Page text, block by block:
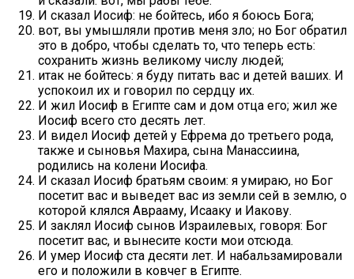
И сказал Иосиф: не бойтесь, ибо я боюсь Бога;
вот, вы умышляли против меня зло; но Бог обратил
это в добро, чтобы сделать то, что теперь есть:
сохранить жизнь великому числу людей;
итак не бойтесь: я буду питать вас и детей ваших. И
успокоил их и говорил по сердцу их.
И жил Иосиф в Египте сам и дом отца его; жил же
Иосиф всего сто десять лет.
И видел Иосиф детей у Ефрема до третьего рода,
также и сыновья Махира, сына Манассиина,
родились на колени Иосифа.
И сказал Иосиф братьям своим: я умираю, но Бог
посетит вас и выведет вас из земли сей в землю, о
которой клялся Аврааму, Исааку и Иакову.
И заклял Иосиф сынов Израилевых, говоря: Бог
посетит вас, и вынесите кости мои отсюда.
И умер Иосиф ста десяти лет. И набальзамировали
его и положили в ковчег в Египте.